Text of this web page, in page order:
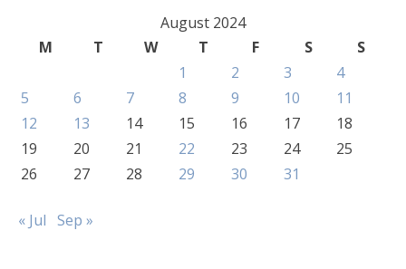
August 2024
M
T W T F S
S
1
2 3
4
5
6 7 8 9 10
11
12
13 14 15 16 17
18
19
20 21 22 23 24
25
26
27 28 29 30 31
« Jul Sep »